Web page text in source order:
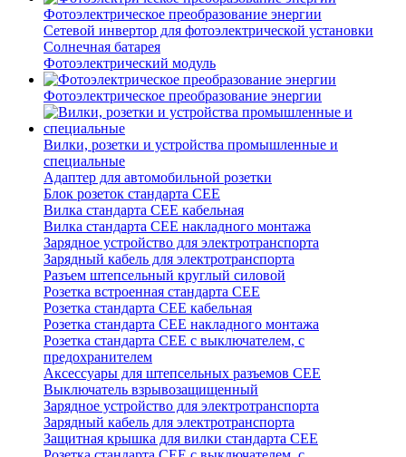
Фотоэлектрическое преобразование энергии
Сетевой инвертор для фотоэлектрической установки
Солнечная батарея
Фотоэлектрический модуль
Фотоэлектрическое преобразование энергии
Вилки, розетки и устройства промышленные и
специальные
Адаптер для автомобильной розетки
Блок розеток стандарта CEE
Вилка стандарта CEE кабельная
Вилка стандарта CEE накладного монтажа
Зарядное устройство для электротранспорта
Зарядный кабель для электротранспорта
Разъем штепсельный круглый силовой
Розетка встроенная стандарта CEE
Розетка стандарта СЕЕ кабельная
Розетка стандарта СЕЕ накладного монтажа
Розетка стандарта СЕЕ с выключателем, с
предохранителем
Аксессуары для штепсельных разъемов CEE
Выключатель взрывозащищенный
Зарядное устройство для электротранспорта
Зарядный кабель для электротранспорта
Защитная крышка для вилки стандарта CEE